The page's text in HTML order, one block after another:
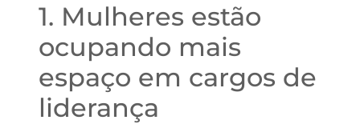
1. Mulheres estão
ocupando mais
espaço em cargos de
liderança